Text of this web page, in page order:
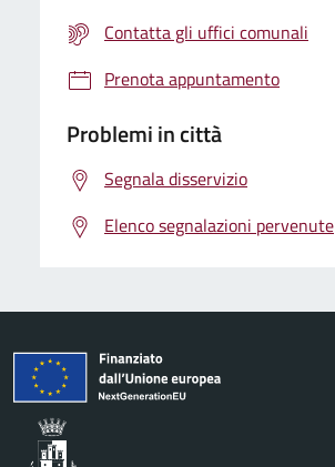
Contatta gli uffici comunali
Prenota appuntamento
Problemi in città
Segnala disservizio
Elenco segnalazioni pervenute